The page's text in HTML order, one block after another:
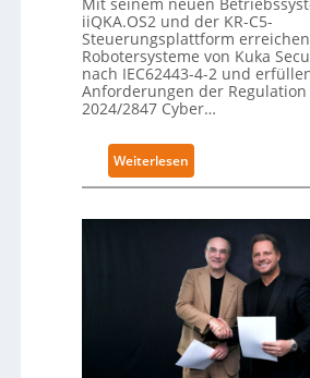
r
g
r
e
i
e
r
f
ü
a
l
a
t
iiQKA.OS2 und der KR-C5-
Steuerungsplattform
Robotersysteme von Kuka
nach IEC62443-4-2 und
Anforderungen der Regulation
2024/2847 Cyber…
Weiterlesen
K
e
r
h
ä
l